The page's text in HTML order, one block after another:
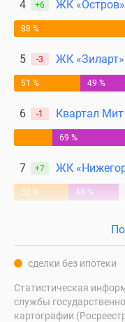
4 +6 ЖК «Остров»
88 %
5 -3 ЖК «Зиларт»
51 % 49 %
6 -1 Квартал Мит
69 %
7 +7 ЖК
52 % 48 %
сделки без ипотеки
Статистическая
службы
картографии